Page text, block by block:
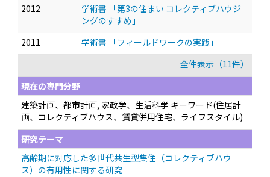
2012
学術書 「第3の住まい コレクティブハウジ
ングのすすめ」
2011
学術書 「フィールドワークの実践」
全件表示（11件）
現在の専門分野
建築計画、都市計画, 家政学、生活科学 キーワード(住居計
画、コレクティブハウス、賃貸併用住宅、ライフスタイル)
研究テーマ
高齢期に対応した多世代共生型集住（コレクティブハウ
ス）の有用性に関する研究